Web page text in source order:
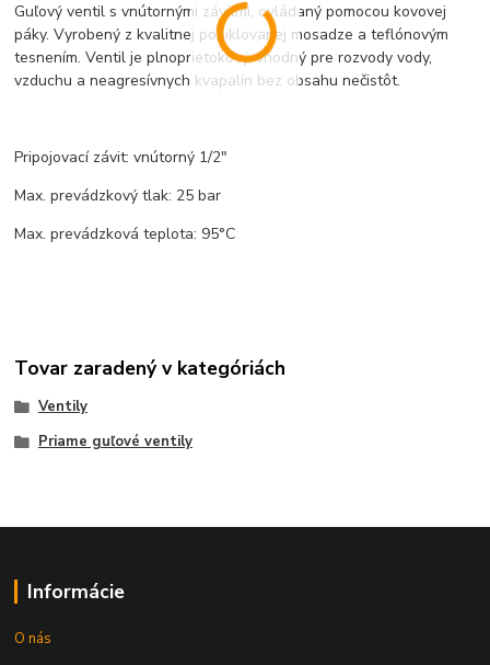
Guľový ventil s vnútornými závitmi, ovládaný pomocou kovovej
páky. Vyrobený z kvalitnej poniklovanej mosadze a teflónovým
tesnením. Ventil je plnoprietokový, vhodný pre rozvody vody,
vzduchu a neagresívnych kvapalín bez obsahu nečistôt.
Pripojovací závit: vnútorný 1/2"
Max. prevádzkový tlak: 25 bar
Max. prevádzková teplota: 95°C
Tovar zaradený v kategóriách
Ventily
Priame guľové ventily
Informácie
O nás